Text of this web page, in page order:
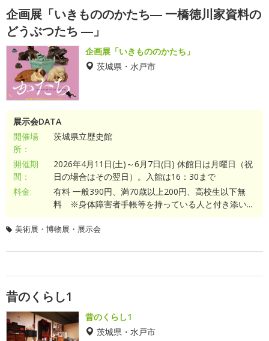
企画展「いきもののかたち― 一橋徳川家資料の
どうぶつたち ―」
企画展「いきもののかたち」
茨城県・水戸市
展示会DATA
開催場
所：
茨城県立歴史館
開催期
間：
2026年4月11日(土)～6月7日(日) 休館日は月曜日（祝
日の場合はその翌日）。入館は16：30まで
料金:
有料 一般390円、満70歳以上200円、高校生以下無
料 ※身体障害者手帳等を持っている人と付き添い...
美術展・博物展・展示会
昔のくらし1
昔のくらし1
茨城県・水戸市